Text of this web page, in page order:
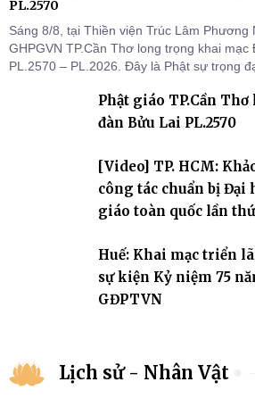
PL.2570
Sáng 8/8, tại Thiền viện Trúc Lâm Phương
GHPGVN TP.Cần Thơ long trọng khai
PL.2570 – PL.2026. Đây là Phật sự trọng
thứ I, thể hiện sự quan tâm đối với công
Tăng tài và tiếp nối mạng mạch Tăng-g
Phật giáo TP.Cần
đàn Bửu Lai PL.2570
[Video] TP. HCM:
công tác chuẩn bị Đại
giáo toàn quốc lần
Huế: Khai mạc triển
sự kiện Kỷ niệm 75
GĐPTVN
Lịch sử - Nhân Vật